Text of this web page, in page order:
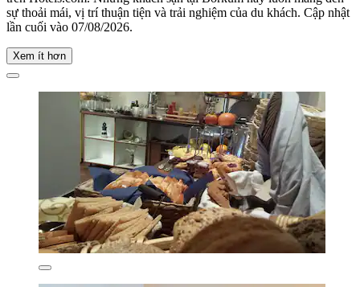
sự thoải mái, vị trí thuận tiện và trải nghiệm của du khách. Cập nhật
lần cuối vào 07/08/2026.
Xem ít hơn